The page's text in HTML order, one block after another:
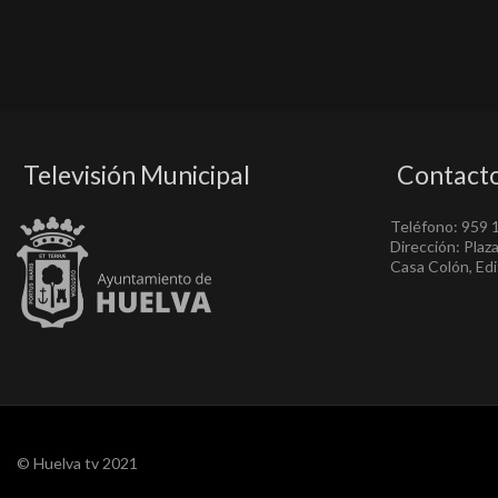
Televisión Municipal
Teléfono: 959
Dirección:
Casa Colón,
© Huelva tv 2021